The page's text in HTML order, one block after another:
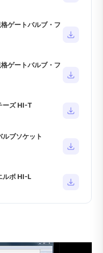
ゲートバルブ・フ
ゲートバルブ・フ
ーズ HI-T
ブソケット
ルボ HI-L